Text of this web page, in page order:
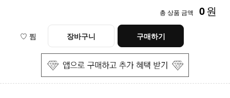
총 상품 금액 0원
♡ 찜 장바구니 구매하기